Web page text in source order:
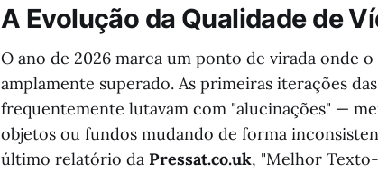
A Evolução da Qualidade de
O ano de 2026 marca um ponto de virada onde
amplamente superado. As primeiras iterações
frequentemente lutavam com "alucinações" —
objetos ou fundos mudando de forma
último relatório da Pressat.co.uk, "Melhor